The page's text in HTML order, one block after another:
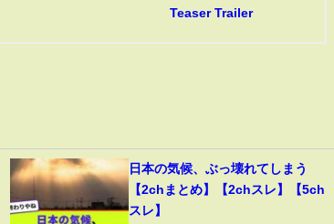
Teaser Trailer
日本の気候、ぶっ壊れてしまう
【2chまとめ】【2chスレ】【5ch
スレ】